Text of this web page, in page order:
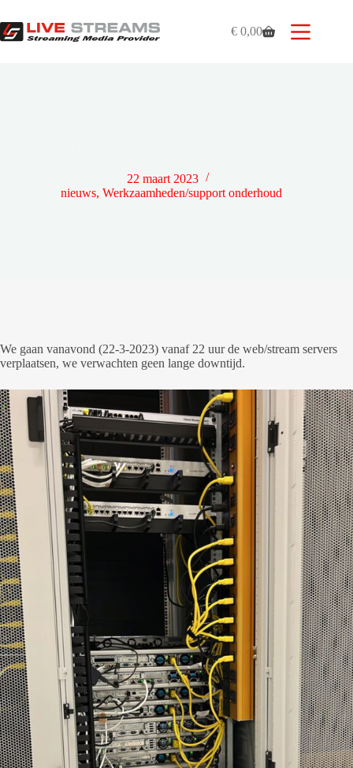
naar
de
Winkelwagen
€ 0,00
22 maart 2023
nieuws, Werkzaamheden/support onderhoud
We gaan vanavond (22-3-2023) vanaf 22 uur de web/stream servers
verplaatsen, we verwachten geen lange downtijd.